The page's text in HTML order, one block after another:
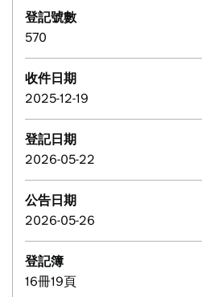
登記號數
570
收件日期
2025-12-19
登記日期
2026-05-22
公告日期
2026-05-26
登記簿
16冊19頁